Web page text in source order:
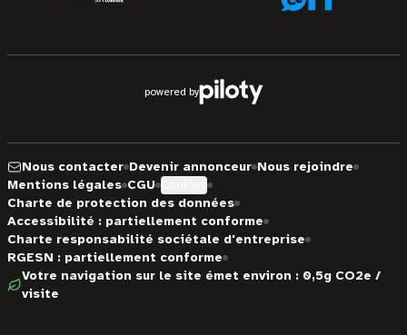
powered by
Nous contacter Devenir annonceur Nous rejoindre
Mentions légales CGU
Charte de protection des données
Accessibilité : partiellement conforme
Charte responsabilité sociétale d'entreprise
RGESN : partiellement conforme
Votre navigation sur le site émet environ : 0,5g CO2e /
visite